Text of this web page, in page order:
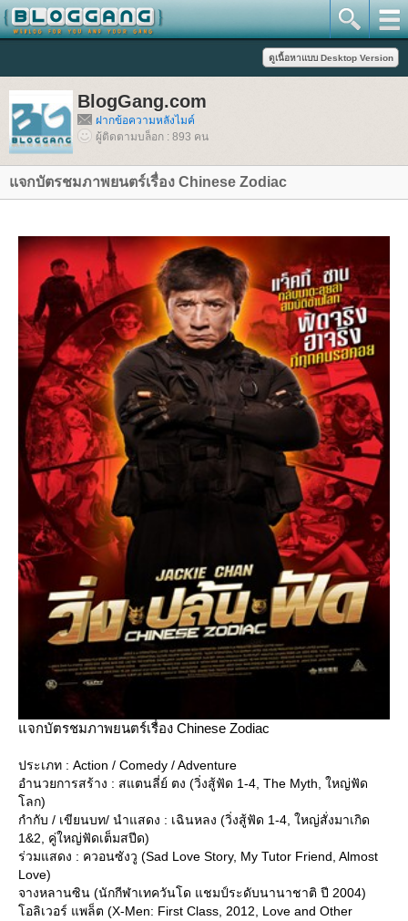
BlogGang.com
ฝากข้อความหลังไมค์
ผู้ติดตามบล็อก : 893 คน
จกบัตรชมภาพยนตร์เรื่อง Chinese Zodiac
จกบัตรชมภาพยนตร์เรื่อง Chinese Zodiac
ประเภท : Action / Comedy / Adventure
อำนวยการสร้าง : สแตนลี่ย์ ตง (วิ่งสู้ฟัด 1-4, The Myth, ใหญ่ฟัด
ลก)
กำกับ / เขียนบท/ นำแสดง : เฉินหลง (วิ่งสู้ฟัด 1-4, ใหญ่สั่งมาเกิด
1&2, คู่ใหญ่ฟัดเต็มสปีด)
ร่วมแสดง : ควอนซังวู (Sad Love Story, My Tutor Friend, Almost
Love)
จางหลานซิน (นักกีฬาเทควันโด แชมป์ระดับนานาชาติ ปี 2004)
อลิเวอร์ แพล็ต (X-Men: First Class, 2012, Love and Other